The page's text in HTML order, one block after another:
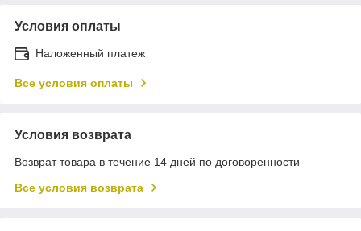
Условия оплаты
Наложенный платеж
Все условия оплаты
Условия возврата
Возврат товара в течение 14 дней по договоренности
Все условия возврата